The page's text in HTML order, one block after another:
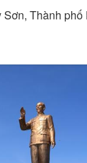
Thành phố